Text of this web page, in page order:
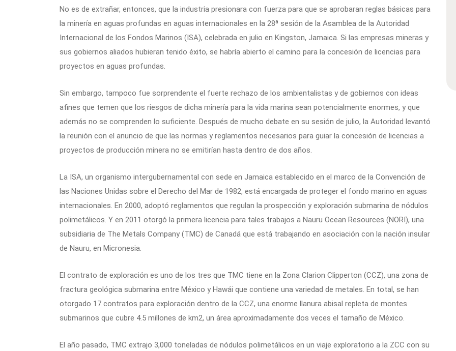
No es de extrañar, entonces, que la industria presionara con fuerza para que se aprobaran reglas básicas para
la minería en aguas profundas en aguas internacionales en la 28ª sesión de la Asamblea de la Autoridad
Internacional de los Fondos Marinos (ISA), celebrada en julio en Kingston, Jamaica. Si las empresas mineras y
sus gobiernos aliados hubieran tenido éxito, se habría abierto el camino para la concesión de licencias para
proyectos en aguas profundas.
Sin embargo, tampoco fue sorprendente el fuerte rechazo de los ambientalistas y de gobiernos con ideas
afines que temen que los riesgos de dicha minería para la vida marina sean potencialmente enormes, y que
además no se comprenden lo suficiente. Después de mucho debate en su sesión de julio, la Autoridad levantó
la reunión con el anuncio de que las normas y reglamentos necesarios para guiar la concesión de licencias a
proyectos de producción minera no se emitirían hasta dentro de dos años.
La ISA, un organismo intergubernamental con sede en Jamaica establecido en el marco de la Convención de
las Naciones Unidas sobre el Derecho del Mar de 1982, está encargada de proteger el fondo marino en aguas
internacionales. En 2000, adoptó reglamentos que regulan la prospección y exploración submarina de nódulos
polimetálicos. Y en 2011 otorgó la primera licencia para tales trabajos a Nauru Ocean Resources (NORI), una
subsidiaria de The Metals Company (TMC) de Canadá que está trabajando en asociación con la nación insular
de Nauru, en Micronesia.
El contrato de exploración es uno de los tres que TMC tiene en la Zona Clarion Clipperton (CCZ), una zona de
fractura geológica submarina entre México y Hawái que contiene una variedad de metales. En total, se han
otorgado 17 contratos para exploración dentro de la CCZ, una enorme llanura abisal repleta de montes
submarinos que cubre 4.5 millones de km2, un área aproximadamente dos veces el tamaño de México.
El año pasado, TMC extrajo 3,000 toneladas de nódulos polimetálicos en un viaje exploratorio a la ZCC con su